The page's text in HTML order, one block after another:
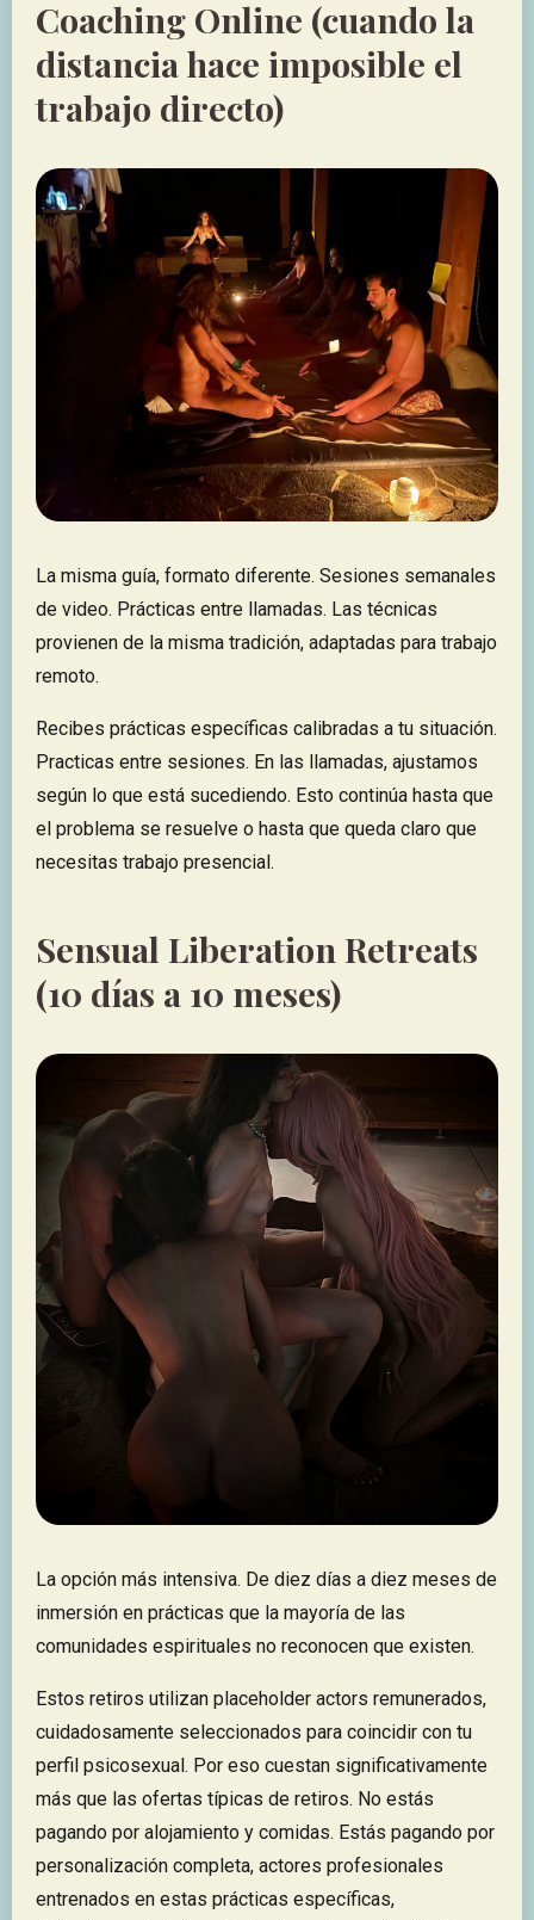
Coaching Online (cuando la
distancia hace imposible el
trabajo directo)
La misma guía, formato diferente. Sesiones semanales
de video. Prácticas entre llamadas. Las técnicas
provienen de la misma tradición, adaptadas para trabajo
remoto.
Recibes prácticas específicas calibradas a tu situación.
Practicas entre sesiones. En las llamadas, ajustamos
según lo que está sucediendo. Esto continúa hasta que
el problema se resuelve o hasta que queda claro que
necesitas trabajo presencial.
Sensual Liberation Retreats
(10 días a 10 meses)
La opción más intensiva. De diez días a diez meses de
inmersión en prácticas que la mayoría de las
comunidades espirituales no reconocen que existen.
Estos retiros utilizan placeholder actors remunerados,
cuidadosamente seleccionados para coincidir con tu
perfil psicosexual. Por eso cuestan significativamente
más que las ofertas típicas de retiros. No estás
pagando por alojamiento y comidas. Estás pagando por
personalización completa, actores profesionales
entrenados en estas prácticas específicas,